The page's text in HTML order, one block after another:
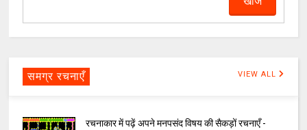
समग्र रचनाएँ VIEW ALL
रचनाकार में पढ़ें अपने मनपसंद विषय की सैकड़ों रचनाएँ -